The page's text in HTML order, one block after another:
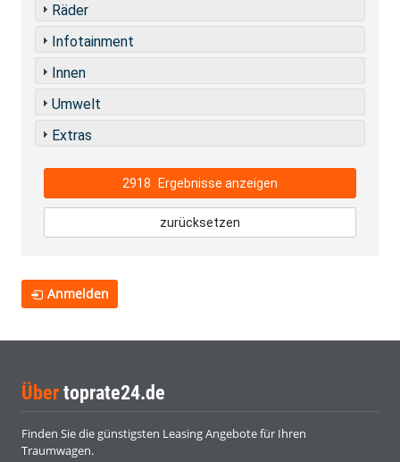
Räder
Infotainment
Innen
Umwelt
Extras
2918 Ergebnisse anzeigen
zurücksetzen
Anmelden
Über toprate24.de
Finden Sie die günstigsten Leasing Angebote für Ihren
Traumwagen.